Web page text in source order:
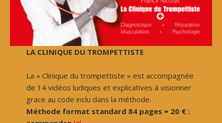
LA CLINIQUE DU TROMPETTISTE
La « Clinique du trompettiste » est accompagnée
de 14 vidéos ludiques et explicatives à visionner
grace au code inclu dans la méthode.
Méthode format standard 84 pages = 20 € :